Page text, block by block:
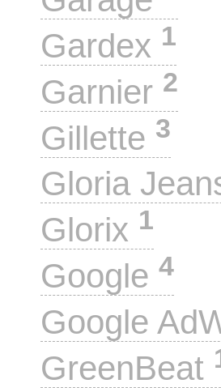
Gardex 1
Garnier 2
Gillette 3
Gloria
Glorix 1
Google 4
Google
GreenBeat